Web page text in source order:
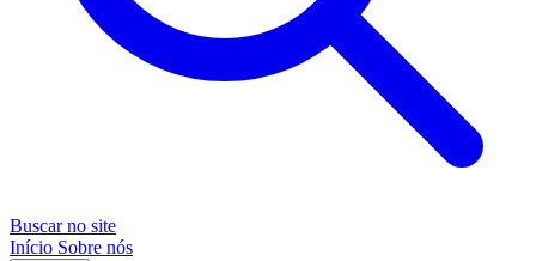
Buscar no site
Início Sobre nós